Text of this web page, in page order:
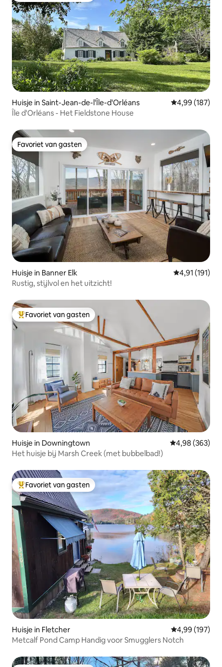
Huisje in Saint-Jean-de-l'Île-d'Orléans Gemiddelde
4,99 (187)
Île d'Orléans - Het Fieldstone House
Favoriet van gasten
Favoriet van gasten
Huisje in Banner Elk Gemiddelde
4,91 (191)
Rustig, stijlvol en het uitzicht!
Topfavoriet van gasten
Favoriet van gasten
Huisje in Downingtown Gemiddelde
4,98 (363)
Het huisje bij Marsh Creek (met bubbelbad!)
Topfavoriet van gasten
Favoriet van gasten
Huisje in Fletcher Gemiddelde
4,99 (197)
Metcalf Pond Camp Handig voor Smugglers Notch